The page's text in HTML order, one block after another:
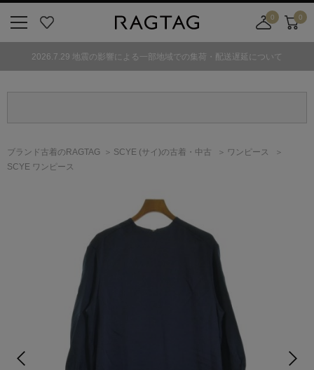
気
0
舗
カ
ト
0
2026.7.29 地震の影響による一部地域での集荷・配送遅延について
ブランド古着のRAGTAG SCYE (サイ)の古着・中古
ワンピース
SCYE ワンピース